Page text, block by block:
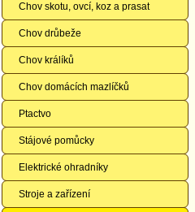
Chov skotu, ovcí, koz a prasat
Chov drůbeže
Chov králíků
Chov domácích mazlíčků
Ptactvo
Stájové pomůcky
Elektrické ohradníky
Stroje a zařízení